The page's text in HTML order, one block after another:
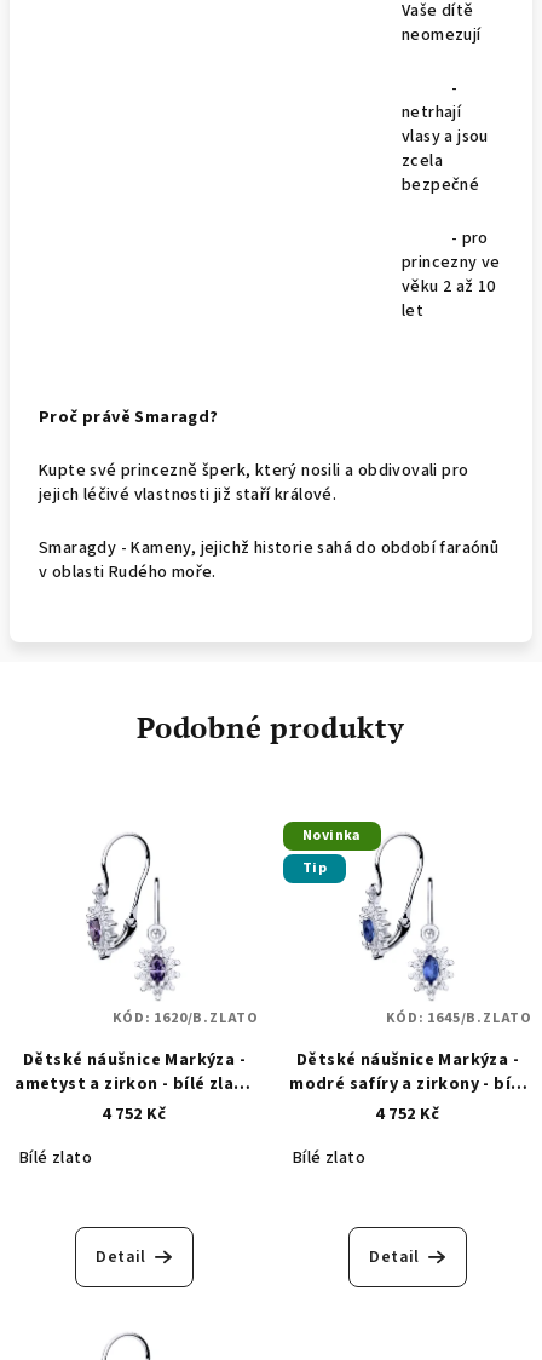
Vaše dítě
neomezují
-
netrhají
vlasy a jsou
zcela
bezpečné
- pro
princezny ve
věku 2 až 10
let
Proč právě Smaragd?
Kupte své princezně šperk, který nosili a obdivovali pro
jejich léčivé vlastnosti již staří králové.
Smaragdy - Kameny, jejichž historie sahá do období faraónů
v oblasti Rudého moře.
Podobné produkty
Dětské náušnice Markýza -
ametyst a zirkon - bílé zlato
1620
4 752 Kč
Bílé zlato
Detail
KÓD: 1620/B.ZLATO
Novinka
Tip
Dětské náušnice Markýza -
modré safíry a zirkony - bílé
zlato 1645
4 752 Kč
Bílé zlato
Detail
KÓD: 1645/B.ZLATO